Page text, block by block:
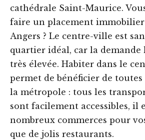
cathédrale Saint-Maurice.
faire un placement
Angers ? Le centre-ville est
quartier idéal, car la demande
très élevée. Habiter dans le
permet de bénéficier de
la métropole : tous les
sont facilement accessibles, il
nombreux commerces pour
que de jolis restaurants.